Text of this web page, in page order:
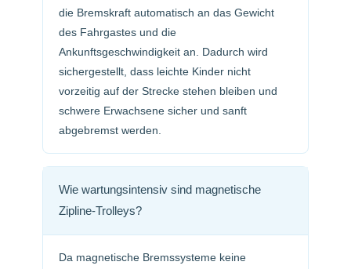
die Bremskraft automatisch an das Gewicht
des Fahrgastes und die
Ankunftsgeschwindigkeit an. Dadurch wird
sichergestellt, dass leichte Kinder nicht
vorzeitig auf der Strecke stehen bleiben und
schwere Erwachsene sicher und sanft
abgebremst werden.
Wie wartungsintensiv sind magnetische
Zipline-Trolleys?
Da magnetische Bremssysteme keine